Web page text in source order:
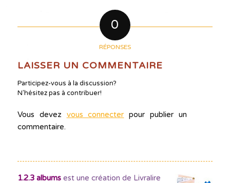
0
RÉPONSES
LAISSER UN COMMENTAIRE
Participez-vous à la discussion?
N'hésitez pas à contribuer!
Vous devez vous connecter pour publier un
commentaire.
1.2.3 albumsest une création de Livralire